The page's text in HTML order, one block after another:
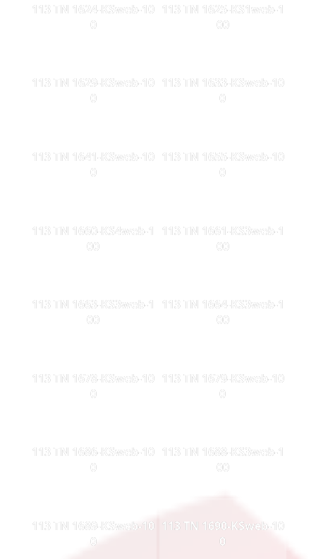
113 TN 1624-KSweb-10
0
113 TN 1625-KS1web-1
00
113 TN 1629-KSweb-10
0
113 TN 1633-KSweb-10
0
113 TN 1641-KSweb-10
0
113 TN 1655-KSweb-10
0
113 TN 1660-KS4web-1
00
113 TN 1661-KS3web-1
00
113 TN 1663-KS3web-1
00
113 TN 1664-KS3web-1
00
113 TN 1678-KSweb-10
0
113 TN 1679-KSweb-10
0
113 TN 1686-KSweb-10
0
113 TN 1688-KS3web-1
00
113 TN 1689-KSweb-10
0
113 TN 1690-KSweb-10
0